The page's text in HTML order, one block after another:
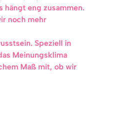
hängt eng zusammen.
noch mehr
Speziell in
Meinungsklima
Maß mit, ob wir